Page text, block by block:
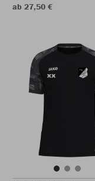
ab 27,50 €